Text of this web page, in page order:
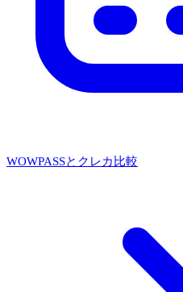
WOWPASSとクレカ比較